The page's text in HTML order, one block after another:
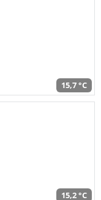
15,7 °C
15,2 °C